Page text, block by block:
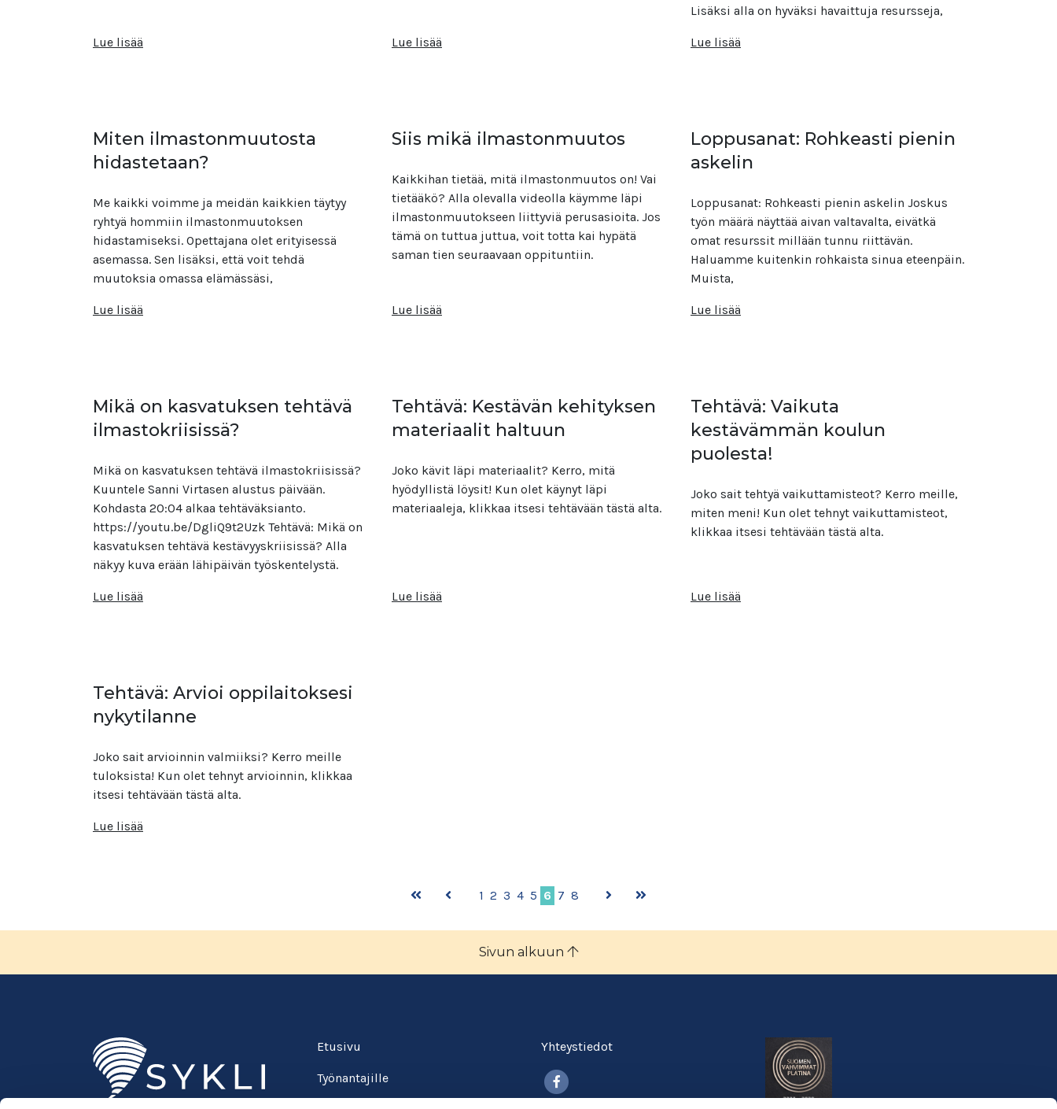
Lue lisää Lue lisää
Lisäksi alla on hyväksi havaittuja resursseja,
Lue lisää
Miten ilmastonmuutosta
hidastetaan?
Me kaikki voimme ja meidän kaikkien täytyy
ryhtyä hommiin ilmastonmuutoksen
hidastamiseksi. Opettajana olet erityisessä
asemassa. Sen lisäksi, että voit tehdä
muutoksia omassa elämässäsi,
Lue lisää
Siis mikä ilmastonmuutos
Kaikkihan tietää, mitä ilmastonmuutos on! Vai
tietääkö? Alla olevalla videolla käymme läpi
ilmastonmuutokseen liittyviä perusasioita. Jos
tämä on tuttua juttua, voit totta kai hypätä
saman tien seuraavaan oppituntiin.
Lue lisää
Loppusanat: Rohkeasti pienin
askelin
Loppusanat: Rohkeasti pienin askelin Joskus
työn määrä näyttää aivan valtavalta, eivätkä
omat resurssit millään tunnu riittävän.
Haluamme kuitenkin rohkaista sinua eteenpäin.
Muista,
Lue lisää
Mikä on kasvatuksen tehtävä
ilmastokriisissä?
Mikä on kasvatuksen tehtävä ilmastokriisissä?
Kuuntele Sanni Virtasen alustus päivään.
Kohdasta 20:04 alkaa tehtäväksianto.
https://youtu.be/DgliQ9t2Uzk Tehtävä: Mikä on
kasvatuksen tehtävä kestävyyskriisissä? Alla
näkyy kuva erään lähipäivän työskentelystä.
Lue lisää
Tehtävä: Kestävän kehityksen
materiaalit haltuun
Joko kävit läpi materiaalit? Kerro, mitä
hyödyllistä löysit! Kun olet käynyt läpi
materiaaleja, klikkaa itsesi tehtävään tästä alta.
Lue lisää
Tehtävä: Vaikuta
kestävämmän koulun
puolesta!
Joko sait tehtyä vaikuttamisteot? Kerro meille,
miten meni! Kun olet tehnyt vaikuttamisteot,
klikkaa itsesi tehtävään tästä alta.
Lue lisää
Tehtävä: Arvioi oppilaitoksesi
nykytilanne
Joko sait arvioinnin valmiiksi? Kerro meille
tuloksista! Kun olet tehnyt arvioinnin, klikkaa
itsesi tehtävään tästä alta.
Lue lisää
1 2 3 4 5 6 7 8
Sivun alkuun
Etusivu
Työnantajille
Yhteystiedot